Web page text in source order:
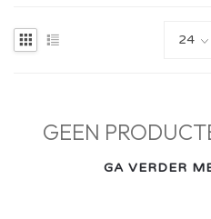
GEEN
GA VERDER